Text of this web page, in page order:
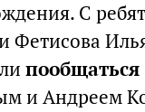
С
Фетисова
и Андреем